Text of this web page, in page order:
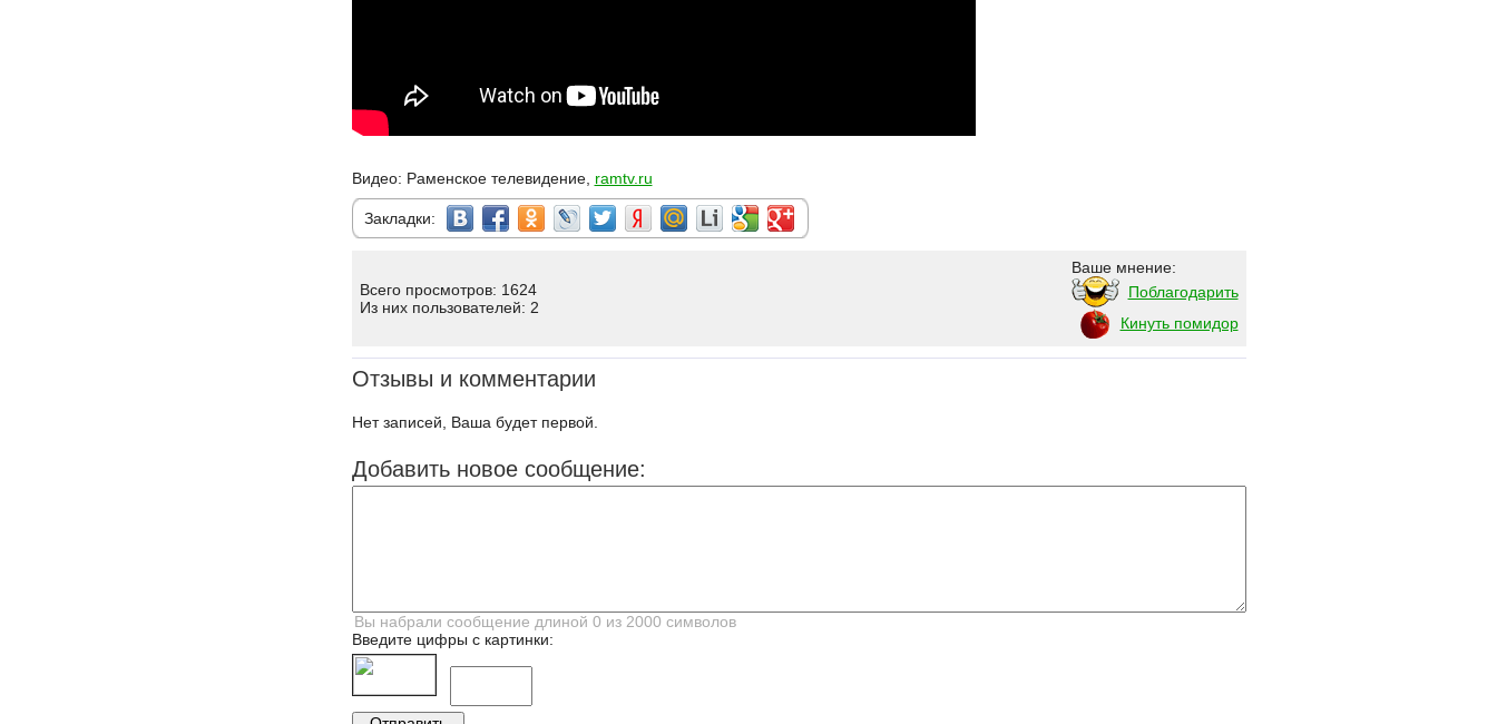
Видео: Раменское телевидение, ramtv.ru
Закладки:
Всего просмотров: 1624
Из них пользователей: 2
Ваше мнение:
Поблагодарить
Кинуть помидор
Отзывы и комментарии
Нет записей, Ваша будет первой.
Добавить новое сообщение:
Введите цифры с картинки: